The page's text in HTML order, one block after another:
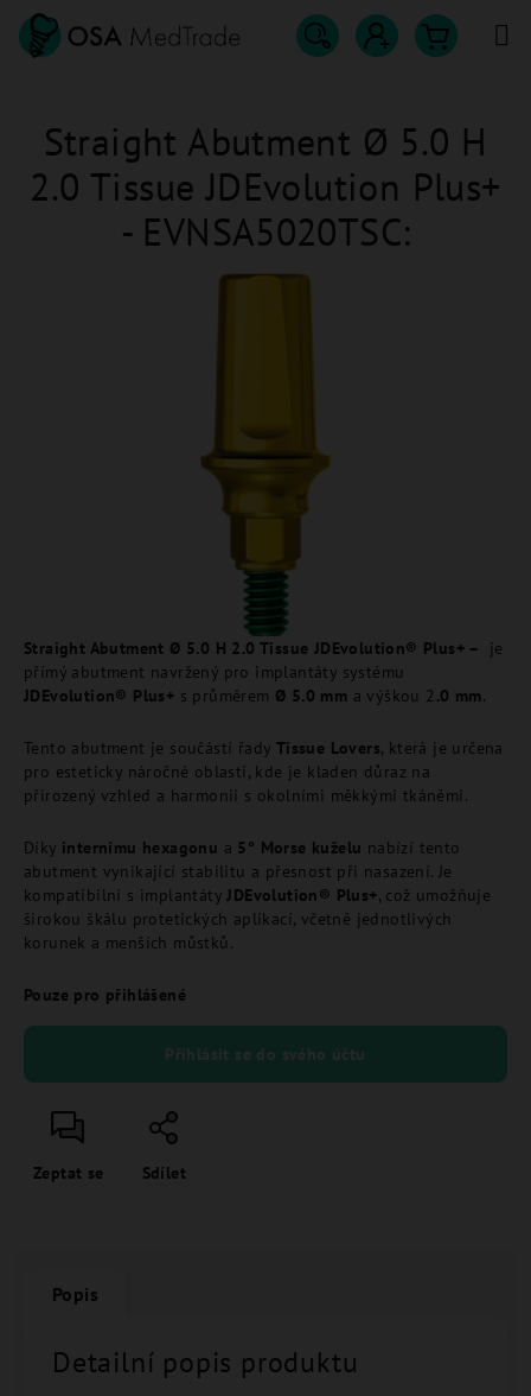
Přejít
obsah
Hledat
košík
Straight Abutment Ø 5.0 H 2.0 Tissue JDEvolution® Plus+ –
je
přímý abutment navržený pro implantáty systému
JDEvolution® Plus+ s průměrem Ø 5.0 mm a výškou 2 .0 mm.
Tento abutment je součástí řady Tissue Lovers, která je určena
pro esteticky náročné oblasti, kde je kladen důraz na
přirozený vzhled a harmonii s okolními měkkými tkáněmi.
Díky internímu hexagonu a 5° Morse kuželu nabízí tento
abutment vynikající stabilitu a přesnost při nasazení. Je
kompatibilní s implantátyJDEvolution® Plus+, což umožňuje
širokou škálu protetických aplikací, včetně jednotlivých
korunek a menších můstků.
Pouze pro přihlášené
Přihlásit se do svého účtu
Zeptat se Sdílet
Straight Abutment Ø 5.0 H
2.0 Tissue JDEvolution Plus+
- EVNSA5020TSC:
Popis
Detailní popis produktu